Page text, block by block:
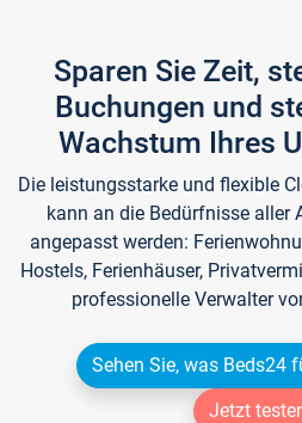
Sparen Sie Zeit,
Buchungen und
Wachstum Ihres
Die leistungsstarke und flexible
kann an die Bedürfnisse aller
angepasst werden:
Hostels, Ferienhäuser,
professionelle Verwalter
Sehen Sie, was Beds24
Jetzt